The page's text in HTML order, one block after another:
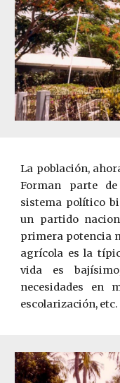
La población,
Forman parte
sistema político
un partido
primera potencia
agrícola es la
vida es
necesidades en
escolarización, etc.